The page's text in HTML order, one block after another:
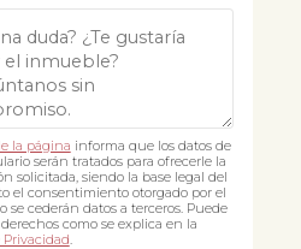
la página informa que los datos de
serán tratados para ofrecerle la
solicitada, siendo la base legal del
el consentimiento otorgado por el
se cederán datos a terceros. Puede
como se explica en la
Privacidad.